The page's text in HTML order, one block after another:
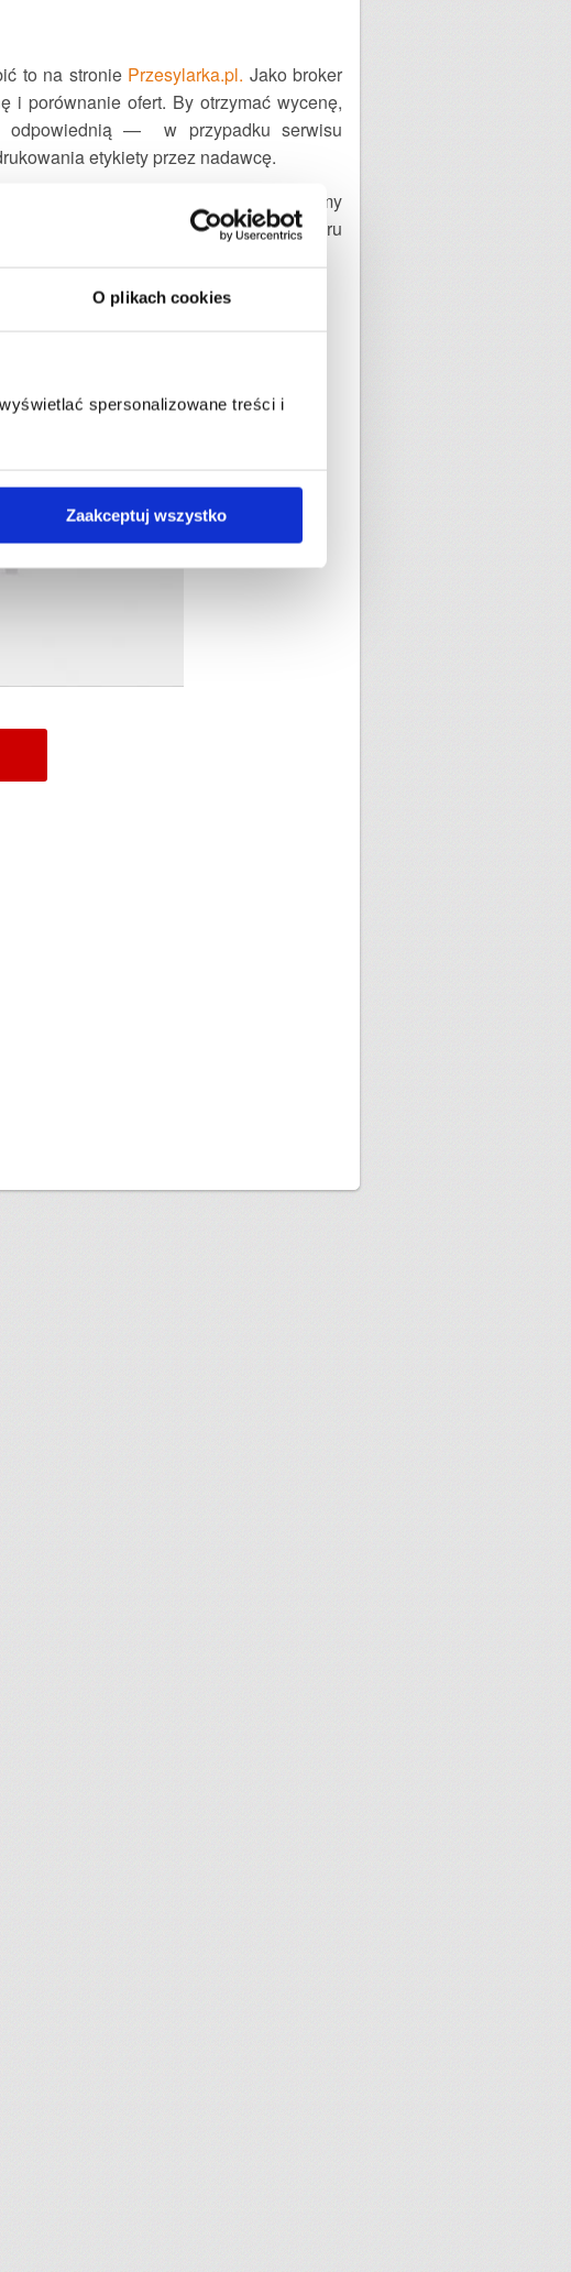
O plikach cookies
spersonalizowane treści i
Zaakceptuj wszystko
to na stronie Przesylarka.pl. Jako broker
i porównanie ofert. By otrzymać wycenę,
odpowiednią—
w przypadku serwisu
etykiety przez nadawcę.
paczki bezpośrednio w oddziale firmy
do wskazanego miejsca odbioru